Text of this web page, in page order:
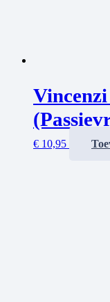
€ 10,95